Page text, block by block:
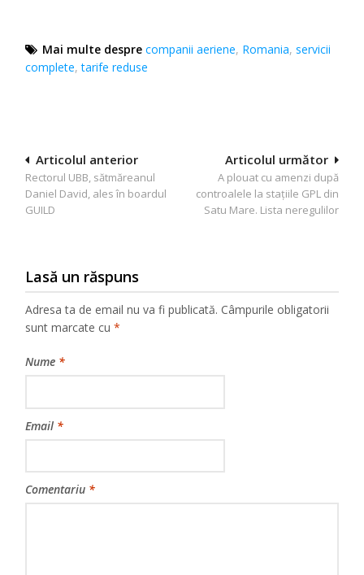
Mai multe despre companii aeriene, Romania,servicii
complete,tarife reduse
Navigare
în
articole
Articolul următor
A plouat cu amenzi după
controalele la stațiile GPL din
Satu Mare. Lista neregulilor
Articolul anterior
Rectorul UBB, sătmăreanul
Daniel David, ales în boardul
GUILD
Lasă un răspuns
Adresa ta de email nu va fi publicată. Câmpurile obligatorii
sunt marcate cu*
Nume *
Email *
Comentariu *